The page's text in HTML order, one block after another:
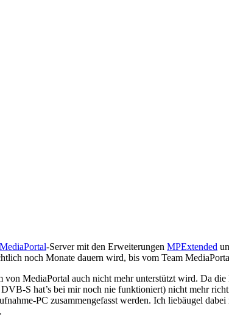
MediaPortal-Server mit den Erweiterungen MPExtended
noch Monate dauern wird, bis vom Team
MediaPortal auch nicht mehr unterstützt wird. Da
S hat’s bei mir noch nie funktioniert) nicht mehr
PC zusammengefasst werden. Ich liebäugel dabei